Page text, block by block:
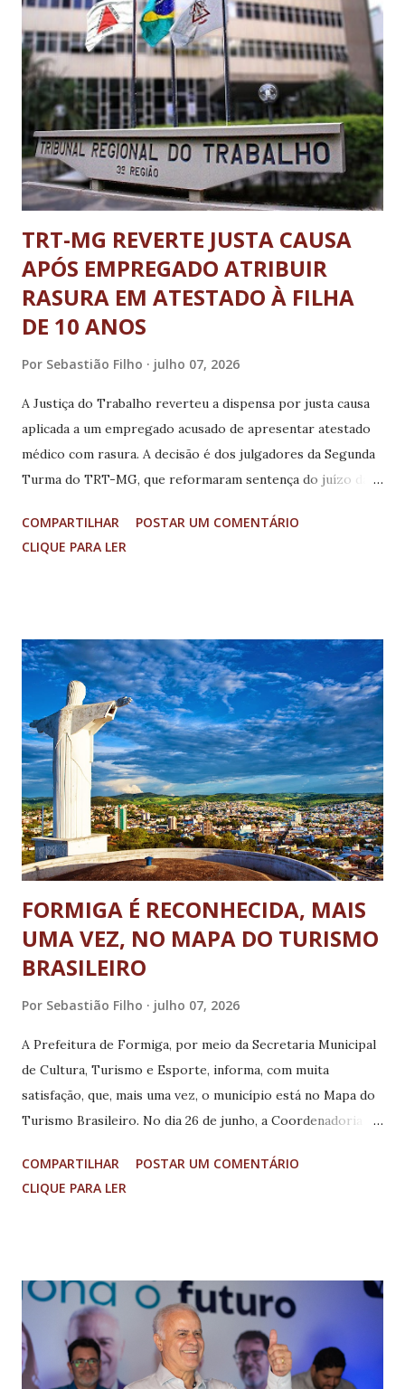
operacionais necessárias para o lançamento das vigas e a
conclusão do reforço estrutural. As alterações no tráfego
ocorrerão de forma escalonada. Para permitir o avanço das
obras, uma das pistas em cada viaduto será
temporariamente interditada e o fluxo de veículos nos dois
sentidos da BR-040 será direcionado para a pista oposta,
que passará a operar provisoriamente em mão...
TRT-MG REVERTE JUSTA CAUSA
APÓS EMPREGADO ATRIBUIR
RASURA EM ATESTADO À FILHA
DE 10 ANOS
Por Sebastião Filho julho 07, 2026
A Justiça do Trabalho reverteu a dispensa por justa causa
aplicada a um empregado acusado de apresentar atestado
médico com rasura. A decisão é dos julgadores da Segunda
Turma do TRT-MG, que reformaram sentença do juízo da 2ª
de intenção de fraude e de prejuízo à empresa,
convertendo a dispensa motivada em dispensa sem justa
de afastamento de três para sete dias. Segundo a empresa,
a conduta configuraria falta grave apta a justificar a justa
causa, nos termos do artigo 482 da CLT. O empregado, por
sua vez, alegou que a rasura foi feita por sua filha de 10
anos, que desejava permanecer mais tempo em sua
companhia. Ao examinar o caso, a desembargadora
Maristela Íris da Silva Malheiros, atuando como relatora,
explicou que a dispensa por justa causa é a penalidade mais
s...
COMPARTILHAR
POSTAR UM COMENTÁRIO
CLIQUE PARA LER
FORMIGA É RECONHECIDA, MAIS
UMA VEZ, NO MAPA DO TURISMO
BRASILEIRO
Por Sebastião Filho julho 07, 2026
A Prefeitura de Formiga, por meio da Secretaria Municipal
de Cultura, Turismo e Esporte, informa, com muita
satisfação, que, mais uma vez, o município está no Mapa do
Turismo Brasileiro. No dia 26 de junho, a Coordenadoria de
Minas o comunicado de que o município se encontra
regular junto ao Mapa do Turismo Brasileiro, por atender a
de Turismo (COMTUR) que se encontra devidamente
regularizado, com funcionamento e documentação em
conformidade com as exigências previstas. A situação
estará vigente até o dia 18 de junho de 2027 quando, então,
COMPARTILHAR
POSTAR UM COMENTÁRIO
CLIQUE PARA LER